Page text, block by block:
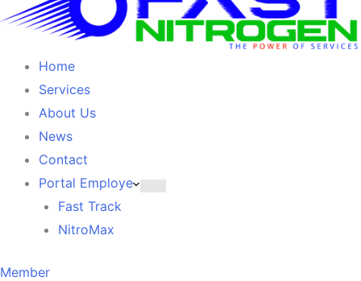
Home
Services
About Us
News
Contact
Portal Employe
Fast Track
NitroMax
Member